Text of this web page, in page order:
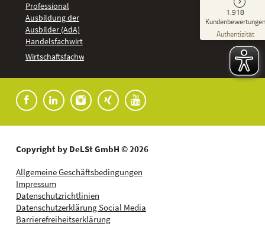
Professional
Ausbildung der
Ausbilder (AdA)
Handelsfachwirt
Wirtschaftsfachwirt
1.918
Kundenbewertungen
Authentizität
92
%
Empfehlungen auf
ProvenExpert.com
91
Bewertungen auf
anderen Quellen
Copyright by DeLSt GmbH © 2026
Allgemeine Geschäftsbedingungen
Impressum
Datenschutzrichtlinien
Datenschutzerklärung Social Media
Barrierefreiheitserklärung